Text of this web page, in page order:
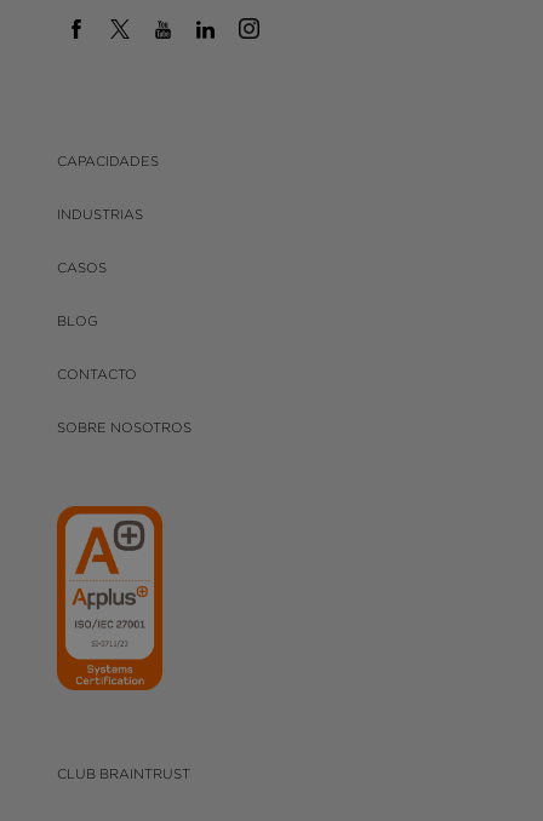
CAPACIDADES
INDUSTRIAS
CASOS
BLOG
CONTACTO
SOBRE NOSOTROS
CLUB BRAINTRUST